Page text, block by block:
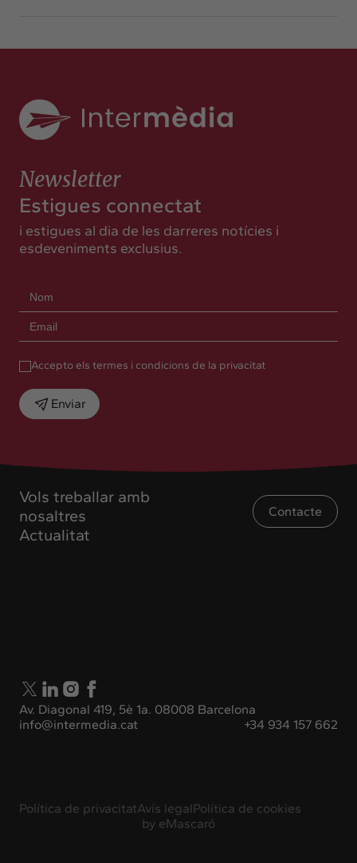
Vols treballar amb
nosaltres
Actualitat
Contacte
Av. Diagonal 419, 5è 1a. 08008 Barcelona
info@intermedia.cat
+34 934 157 662
Newsletter
Estigues connectat
i estigues al dia de les darreres notícies i
esdeveniments exclusius.
Accepto els termes i condicions de la privacitat
Enviar
Política de privacitatAvís legalPolítica de cookies
by eMascaró